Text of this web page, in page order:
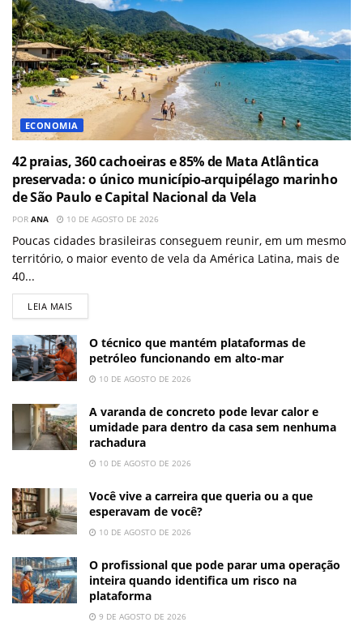
ECONOMIA
42 praias, 360 cachoeiras e 85% de Mata Atlântica
preservada: o único município-arquipélago marinho
de São Paulo e Capital Nacional da Vela
POR ANA 10 DE AGOSTO DE 2026
Poucas cidades brasileiras conseguem reunir, em um mesmo
território, o maior evento de vela da América Latina, mais de
40...
LEIA MAIS
O técnico que mantém plataformas de
petróleo funcionando em alto-mar
10 DE AGOSTO DE 2026
A varanda de concreto pode levar calor e
umidade para dentro da casa sem nenhuma
rachadura
10 DE AGOSTO DE 2026
Você vive a carreira que queria ou a que
esperavam de você?
10 DE AGOSTO DE 2026
O profissional que pode parar uma operação
inteira quando identifica um risco na
plataforma
9 DE AGOSTO DE 2026